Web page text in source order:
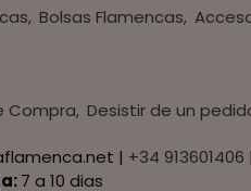
Bolsas Flamencas
Compra Desistir de un
| +34 913601406 |
7 a 10 dias